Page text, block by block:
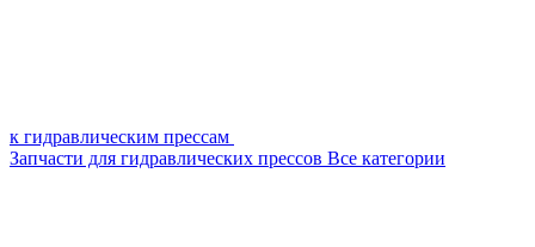
к гидравлическим прессам
Запчасти для гидравлических прессов Все категории